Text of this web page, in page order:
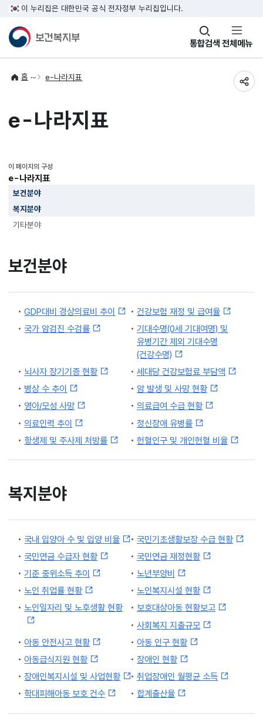
이 누리집은 대한민국 공식 전자정부 누리집입니다.
통합검색
창
열기 전체메뉴
홈 e-나라지표
e-나라지표
이 페이지의 구성
e-나라지표
보건분야
복지분야
기타분야
보건분야
GDP대비 경상의료비 추이
건강보험 재정 및 급여율
국가 암검진 수검률
기대수명(0세 기대여명) 및
유병기간 제외 기대수명
(건강수명)
뇌사자 장기기증 현황
세대당 건강보험료 부담액
병상 수 추이
암 발생 및 사망 현황
영아/모성 사망
의료급여 수급 현황
의료인력 추이
정신장애 유병률
항생제 및 주사제 처방률
헌혈인구 및 개인헌혈 비율
복지분야
국내 입양아 수 및 입양 비율
국민기초생활보장 수급 현황
국민연금 수급자 현황
국민연금 재정현황
기준 중위소득 추이
노년부양비
노인 취업률 현황
노인복지시설 현황
노인일자리 및 노후생활 현황
보호대상아동 현황보고
사회복지 지출규모
아동 안전사고 현황
아동 인구 현황
아동급식지원 현황
장애인 현황
장애인복지시설 및 사업현황
취업장애인 월평균 소득
학대피해아동 보호 건수
합계출산율